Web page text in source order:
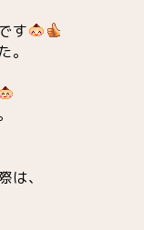
す
は、